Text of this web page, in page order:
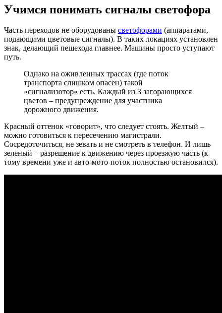
Учимся понимать сигналы светофора
Часть переходов не оборудованы светофорами (аппаратами,
подающими цветовые сигналы). В таких локациях установлен
знак, делающий пешехода главнее. Машины просто уступают
путь.
Однако на оживленных трассах (где поток
транспорта слишком опасен) такой
«сигнализотор» есть. Каждый из 3 загорающихся
цветов – предупреждение для участника
дорожного движения.
Красный оттенок «говорит», что следует стоять. Желтый –
можно готовиться к пересечению магистрали.
Сосредоточиться, не зевать и не смотреть в телефон. И лишь
зеленый – разрешение к движению через проезжую часть (к
тому времени уже и авто-мото-поток полностью остановился).